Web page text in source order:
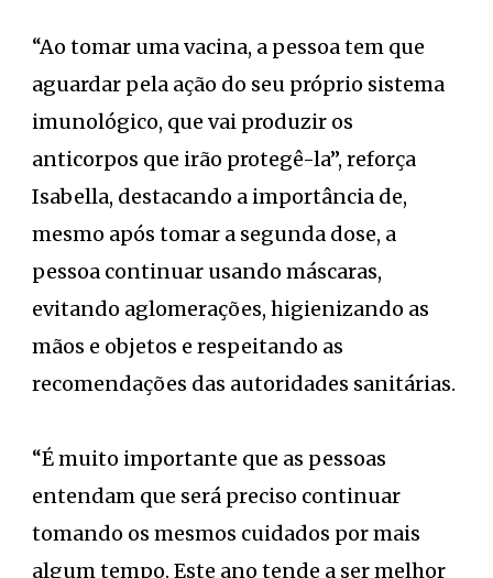
“Ao tomar uma vacina, a pessoa tem que
aguardar pela ação do seu próprio sistema
imunológico, que vai produzir os
anticorpos que irão protegê-la”, reforça
Isabella, destacando a importância de,
mesmo após tomar a segunda dose, a
pessoa continuar usando máscaras,
evitando aglomerações, higienizando as
mãos e objetos e respeitando as
recomendações das autoridades sanitárias.
“É muito importante que as pessoas
entendam que será preciso continuar
tomando os mesmos cuidados por mais
algum tempo. Este ano tende a ser melhor